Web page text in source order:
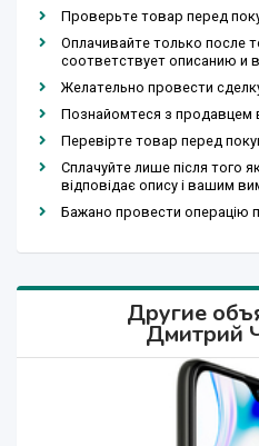
Проверьте товар перед
Оплачивайте только после
соответствует описанию и
Желательно провести
Познайомтеся з продавцем в
Перевірте товар перед
Сплачуйте лише після того
відповідає опису і вашим
Бажано провести операцію
Другие
Дмитрий